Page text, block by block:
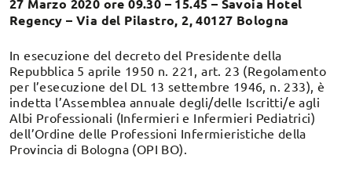
27 Marzo 2020 ore 09.30 – 15.45 – Savoia Hotel
Regency – Via del Pilastro, 2, 40127 Bologna
In esecuzione del decreto del Presidente della
Repubblica 5 aprile 1950 n. 221, art. 23 (Regolamento
per l’esecuzione del DL 13 settembre 1946, n. 233), è
indetta l’Assemblea annuale degli/delle Iscritti/e agli
Albi Professionali (Infermieri e Infermieri Pediatrici)
dell’Ordine delle Professioni Infermieristiche della
Provincia di Bologna (OPI BO).